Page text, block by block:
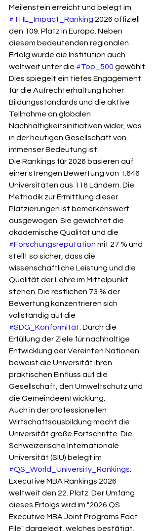
Meilenstein erreicht und belegt im
#THE_Impact_Ranking 2026 offiziell
den 109. Platz in Europa. Neben
diesem bedeutenden regionalen
Erfolg wurde die Institution auch
weltweit unter die #Top_500 gewählt.
Dies spiegelt ein tiefes Engagement
für die Aufrechterhaltung hoher
Bildungsstandards und die aktive
Teilnahme an globalen
Nachhaltigkeitsinitiativen wider, was
in der heutigen Gesellschaft von
immenser Bedeutung ist.
Die Rankings für 2026 basieren auf
einer strengen Bewertung von 1.646
Universitäten aus 116 Ländern. Die
Methodik zur Ermittlung dieser
Platzierungen ist bemerkenswert
ausgewogen. Sie gewichtet die
akademische Qualität und die
#Forschungsreputation mit 27 % und
stellt so sicher, dass die
wissenschaftliche Leistung und die
Qualität der Lehre im Mittelpunkt
stehen. Die restlichen 73 % der
Bewertung konzentrieren sich
vollständig auf die
#SDG_Konformität . Durch die
Erfüllung der Ziele für nachhaltige
Entwicklung der Vereinten Nationen
beweist die Universität ihren
praktischen Einfluss auf die
Gesellschaft, den Umweltschutz und
die Gemeindeentwicklung.
Auch in der professionellen
Wirtschaftsausbildung macht die
Universität große Fortschritte. Die
Schweizerische Internationale
Universität (SIU) belegt im
#QS_World_University_Rankings:
Executive MBA Rankings 2026
weltweit den 22. Platz. Der Umfang
dieses Erfolgs wird im "2026 QS
Executive MBA Joint Programs Fact
File" dargelegt, welches bestätigt,